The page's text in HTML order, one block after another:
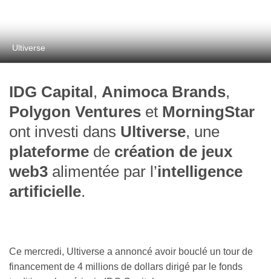
Ultiverse
IDG Capital , Animoca Brands,
Polygon Ventures et MorningStar
ont investi dans Ultiverse, une
plateforme de création de jeux
web3 alimentée par l’intelligence
artificielle.
Ce mercredi, Ultiverse a annoncé avoir bouclé un tour de
financement de 4 millions de dollars dirigé par le fonds